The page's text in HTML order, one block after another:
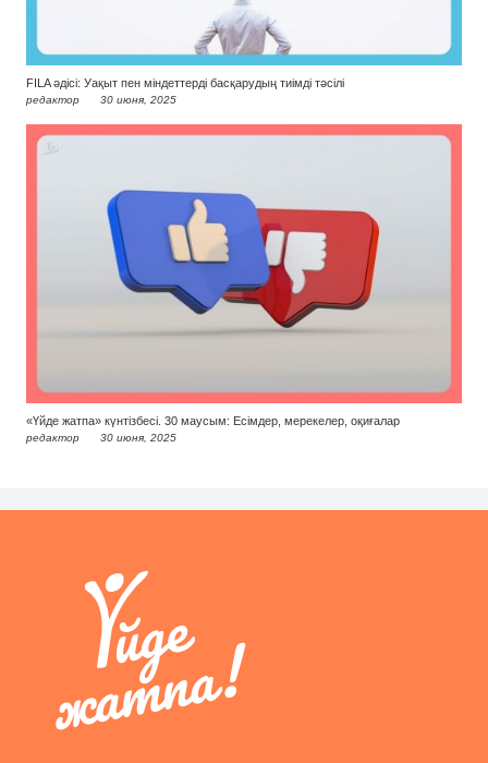
FILA әдісі: Уақыт пен міндеттерді басқарудың тиімді тәсілі
редактор 30 июня, 2025
«Үйде жатпа» күнтізбесі. 30 маусым: Есімдер, мерекелер, оқиғалар
редактор 30 июня, 2025